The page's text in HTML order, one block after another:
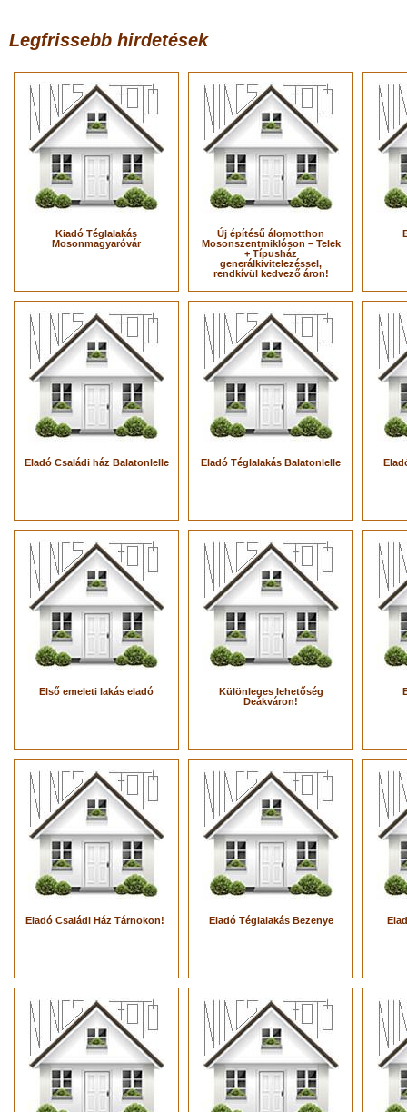
Legfrissebb hirdetések
Kiadó Téglalakás
Mosonmagyaróvár
Új építésű álomotthon
Mosonszentmiklóson – Telek
+ Típusház
generálkivitelezéssel,
rendkívül kedvező áron!
Eladó Családi ház Balatonlelle Eladó Téglalakás Balatonlelle
Első emeleti lakás eladó
Különleges lehetőség
Deákváron!
Eladó Családi Ház Tárnokon! Eladó Téglalakás Bezenye